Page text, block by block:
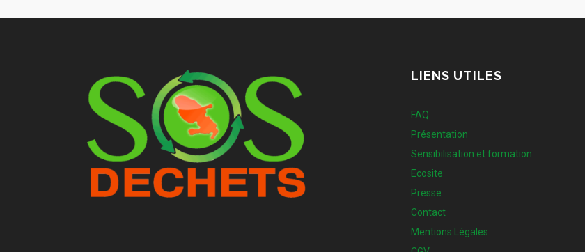
LIENS UTILES
FAQ
Présentation
Sensibilisation et formation
Ecosite
Presse
Contact
Mentions Légales